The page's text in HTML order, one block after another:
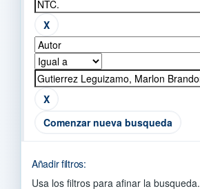
Comenzar nueva busqueda
Añadir filtros:
Usa los filtros para afinar la busqueda.